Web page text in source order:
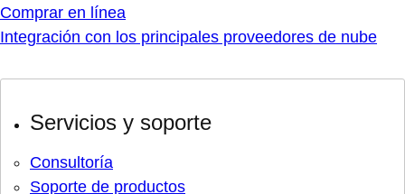
Comprar en línea
Integración con los principales proveedores de nube
Servicios y soporte
Consultoría
Soporte de productos